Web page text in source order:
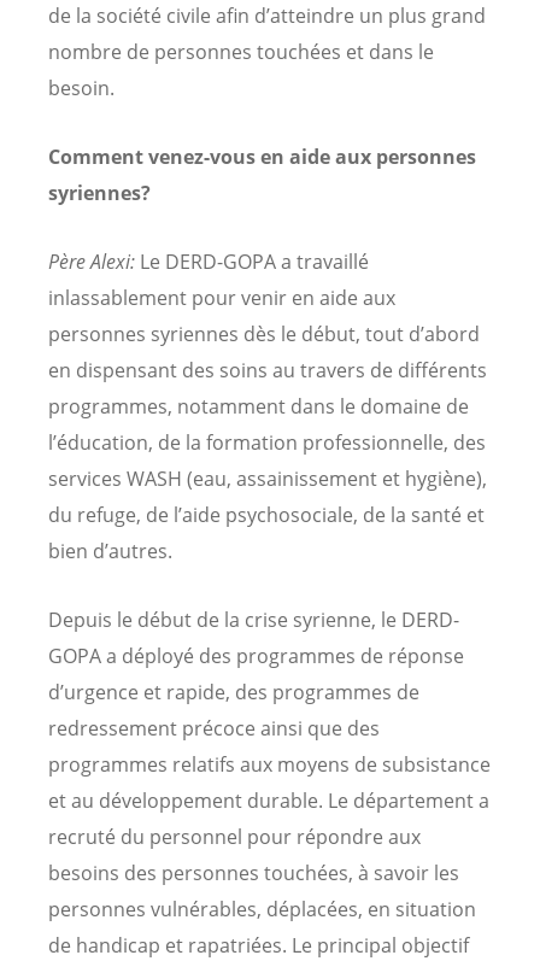
de la société civile afin d’atteindre un plus grand
nombre de personnes touchées et dans le
besoin.
Comment venez-vous en aide aux personnes
syriennes?
Père Alexi: Le DERD-GOPA a travaillé
inlassablement pour venir en aide aux
personnes syriennes dès le début, tout d’abord
en dispensant des soins au travers de différents
programmes, notamment dans le domaine de
l’éducation, de la formation professionnelle, des
services WASH (eau, assainissement et hygiène),
du refuge, de l’aide psychosociale, de la santé et
bien d’autres.
Depuis le début de la crise syrienne, le DERD-
GOPA a déployé des programmes de réponse
d’urgence et rapide, des programmes de
redressement précoce ainsi que des
programmes relatifs aux moyens de subsistance
et au développement durable. Le département a
recruté du personnel pour répondre aux
besoins des personnes touchées, à savoir les
personnes vulnérables, déplacées, en situation
de handicap et rapatriées. Le principal objectif